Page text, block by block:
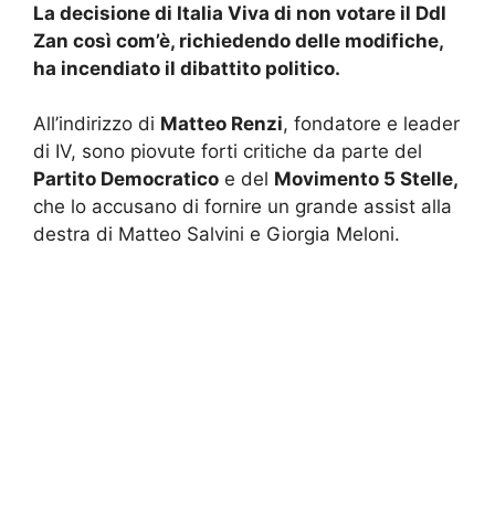
La decisione di Italia Viva di non votare il Ddl
Zan così com’è, richiedendo delle modifiche,
ha incendiato il dibattito politico.
All’indirizzo di Matteo Renzi, fondatore e leader
di IV, sono piovute forti critiche da parte del
Partito Democratico e del Movimento 5 Stelle,
che lo accusano di fornire un grande assist alla
destra di Matteo Salvini e Giorgia Meloni.